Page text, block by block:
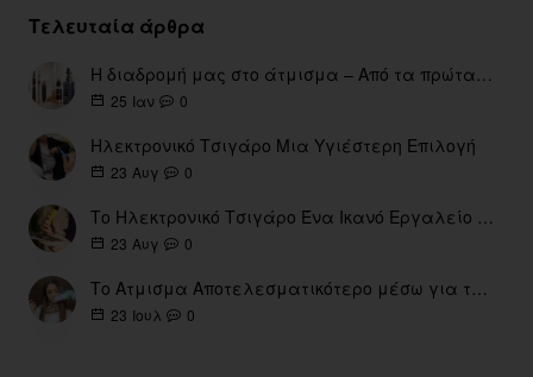
Τελευταία άρθρα
Η διαδρομή μας στο άτμισμα – Από τα πρώτα eGo έως τη σύγχρονη εποχή
25 Ιαν 0
Ηλεκτρονικό Τσιγάρο Μια Υγιέστερη Επιλογή
23 Αυγ 0
Το Ηλεκτρονικό Τσιγάρο Ένα Ικανό Εργαλείο για τη Διακοπή του Καπνίσματος
23 Αυγ 0
Το Ατμισμα Αποτελεσματικότερο μέσω για την διακοπή Καπνίσματος
23 Ιουλ 0